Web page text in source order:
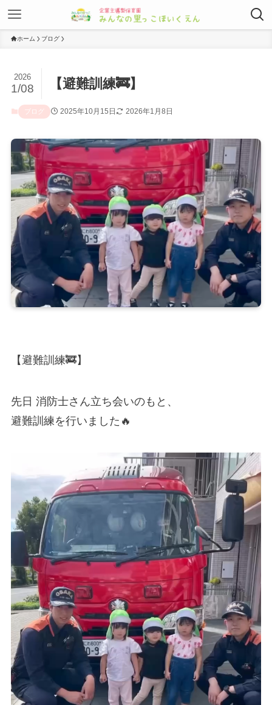
ホーム ブログ
【避難訓練🚒】
2026
1/08
ブログ 2025年10月15日 2026年1月8日
【避難訓練🚒】
先日 消防士さん立ち会いのもと、
避難訓練を行いました🔥